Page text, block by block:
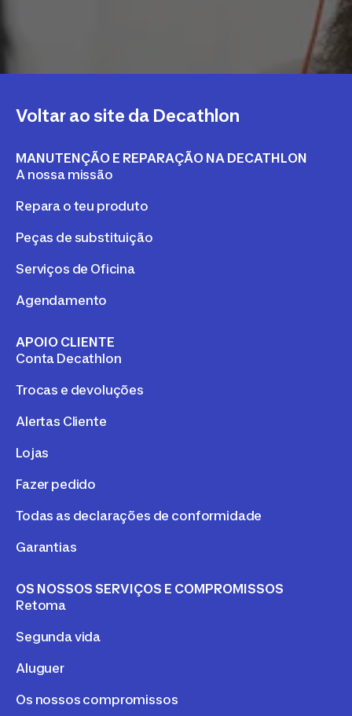
Voltar ao site da Decathlon
MANUTENÇÃO E REPARAÇÃO NA DECATHLON
A nossa missão
Repara o teu produto
Peças de substituição
Serviços de Oficina
Agendamento
APOIO CLIENTE
Conta Decathlon
Trocas e devoluções
Alertas Cliente
Lojas
Fazer pedido
Todas as declarações de conformidade
Garantias
OS NOSSOS SERVIÇOS E COMPROMISSOS
Retoma
Segunda vida
Aluguer
Os nossos compromissos